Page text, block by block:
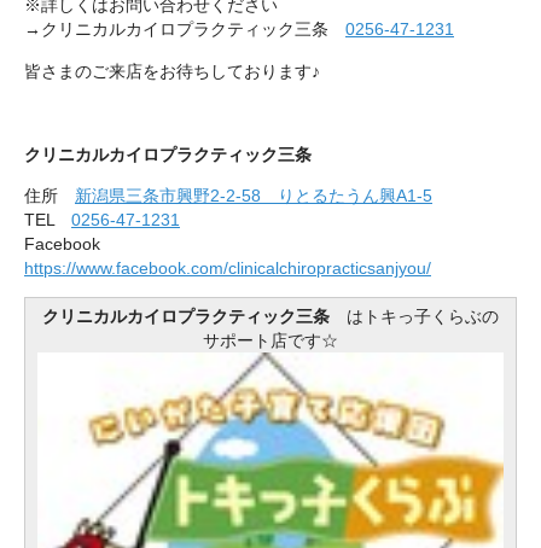
※詳しくはお問い合わせください
→クリニカルカイロプラクティック三条 0256-47-1231
皆さまのご来店をお待ちしております♪
クリニカルカイロプラクティック三条
住所 新潟県三条市興野2-2-58 りとるたうん興A1-5
TEL 0256-47-1231
Facebook
https://www.facebook.com/clinicalchiropracticsanjyou/
クリニカルカイロプラクティック三条 はトキっ子くらぶの
サポート店です☆